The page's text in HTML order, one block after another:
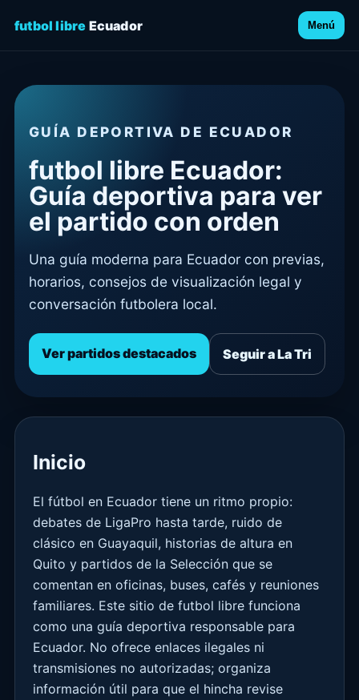
futbol libre Ecuador Menú
GUÍA DEPORTIVA DE ECUADOR
futbol libre Ecuador:
Guía deportiva para ver
el partido con orden
Una guía moderna para Ecuador con previas,
horarios, consejos de visualización legal y
conversación futbolera local.
Ver partidos destacados Seguir a La Tri
Inicio
El fútbol en Ecuador tiene un ritmo propio:
debates de LigaPro hasta tarde, ruido de
clásico en Guayaquil, historias de altura en
Quito y partidos de la Selección que se
comentan en oficinas, buses, cafés y reuniones
familiares. Este sitio de futbol libre funciona
como una guía deportiva responsable para
Ecuador. No ofrece enlaces ilegales ni
transmisiones no autorizadas; organiza
información útil para que el hincha revise